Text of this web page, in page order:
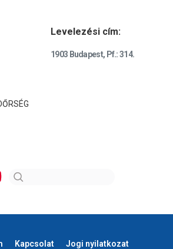
Levelezési cím:
1903 Budapest, Pf.: 314.
Kapcsolat Jogi nyilatkozat